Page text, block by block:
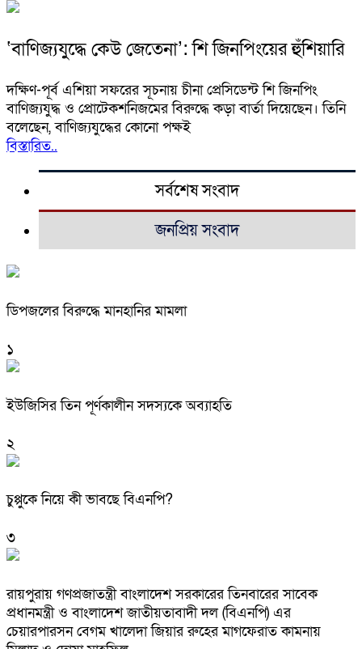
‘বাণিজ্যযুদ্ধে কেউ জেতেনা’: শি জিনপিংয়ের হুঁশিয়ারি
দক্ষিণ-পূর্ব এশিয়া সফরের সূচনায় চীনা প্রেসিডেন্ট শি জিনপিং
বাণিজ্যযুদ্ধ ও প্রোটেকশনিজমের বিরুদ্ধে কড়া বার্তা দিয়েছেন। তিনি
বলেছেন, বাণিজ্যযুদ্ধের কোনো পক্ষই
বিস্তারিত..
সর্বশেষ সংবাদ
জনপ্রিয় সংবাদ
ডিপজলের বিরুদ্ধে মানহানির মামলা
১
ইউজিসির তিন পূর্ণকালীন সদস্যকে অব্যাহতি
২
চুপ্পুকে নিয়ে কী ভাবছে বিএনপি?
৩
রায়পুরায় গণপ্রজাতন্ত্রী বাংলাদেশ সরকারের তিনবারের সাবেক
প্রধানমন্ত্রী ও বাংলাদেশ জাতীয়তাবাদী দল (বিএনপি) এর
চেয়ারপারসন বেগম খালেদা জিয়ার রুহের মাগফেরাত কামনায়